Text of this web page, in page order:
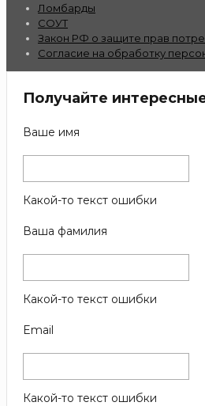
Ломбарды
СОУТ
Закон РФ о защите прав
Согласие на обработку
Получайте
Ваше имя
Какой-то текст ошибки
Ваша фамилия
Какой-то текст ошибки
Email
Какой-то текст ошибки